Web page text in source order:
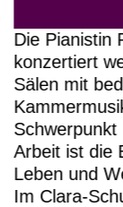
Die Pianistin
konzertiert
Sälen mit
Arbeit ist die
Leben und
Im Clara-